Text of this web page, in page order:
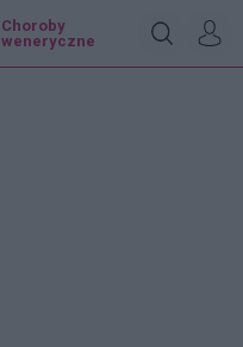
Choroby
weneryczne